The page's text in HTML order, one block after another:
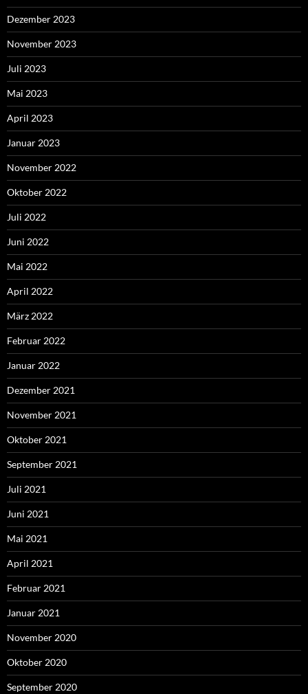
Dezember 2023
November 2023
Juli 2023
Mai 2023
April 2023
Januar 2023
November 2022
Oktober 2022
Juli 2022
Juni 2022
Mai 2022
April 2022
März 2022
Februar 2022
Januar 2022
Dezember 2021
November 2021
Oktober 2021
September 2021
Juli 2021
Juni 2021
Mai 2021
April 2021
Februar 2021
Januar 2021
November 2020
Oktober 2020
September 2020